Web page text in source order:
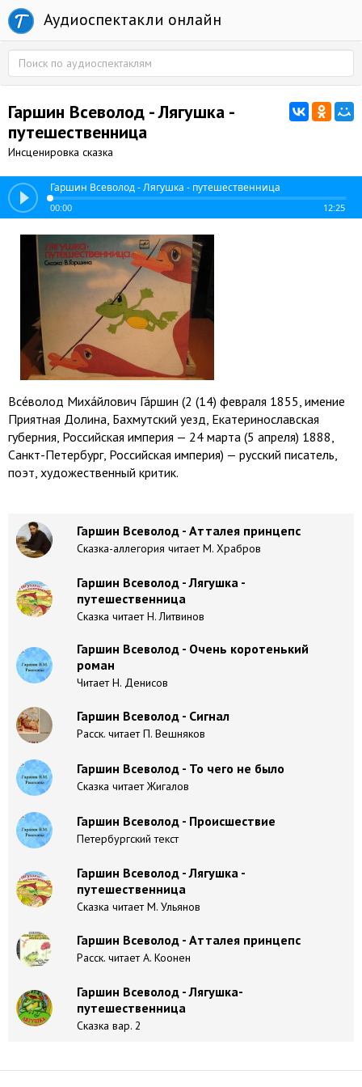
Аудиоспектакли онлайн
Гаршин Всеволод - Лягушка -
путешественница
Инсценировка сказка
Гаршин Всеволод - Лягушка - путешественница
00:00 12:25
Все́волод Миха́йлович Га́ршин (2 (14) февраля 1855, имение
Приятная Долина, Бахмутский уезд, Екатеринославская
губерния, Российская империя — 24 марта (5 апреля) 1888,
Санкт-Петербург, Российская империя) — русский писатель,
поэт, художественный критик.
Гаршин Всеволод - Атталея принцепс
Сказка-аллегория читает М. Храбров
Гаршин Всеволод - Лягушка -
путешественница
Сказка читает Н. Литвинов
Гаршин Всеволод - Очень коротенький
роман
Читает Н. Денисов
Гаршин Всеволод - Сигнал
Расск. читает П. Вешняков
Гаршин Всеволод - То чего не было
Сказка читает Жигалов
Гаршин Всеволод - Происшествие
Петербургский текст
Гаршин Всеволод - Лягушка -
путешественница
Сказка читает М. Ульянов
Гаршин Всеволод - Атталея принцепс
Расск. читает А. Коонен
Гаршин Всеволод - Лягушка-
путешественница
Сказка вар. 2